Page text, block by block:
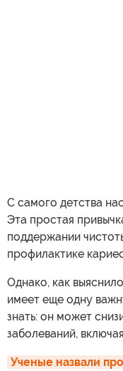
С самого детства
Эта простая
поддержании
профилактике
Однако, как
имеет еще одну
знать: он может
заболеваний,
Ученые назвали